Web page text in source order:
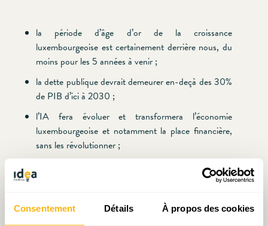
Consentement Détails À propos des cookies
la période d’âge d’or de la croissance
luxembourgeoise est certainement derrière nous, du
moins pour les 5 années à venir ;
la dette publique devrait demeurer en-deçà des 30%
de PIB d’ici à 2030 ;
l’IA fera évoluer et transformera l’économie
luxembourgeoise et notamment la place financière,
sans les révolutionner ;
il ne faut pas négocier avec les objectifs climatiques,
mais faire davantage pour les atteindre ;
il faudra réformer les pensions, mais il y a matière à
douter que ce sera fait en 2025 ;